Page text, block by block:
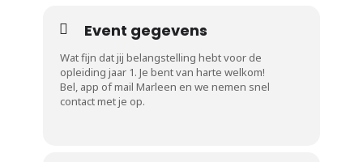
Event gegevens
Wat fijn dat jij belangstelling hebt voor de
opleiding jaar 1. Je bent van harte welkom!
Bel, app of mail Marleen en we nemen snel
contact met je op.